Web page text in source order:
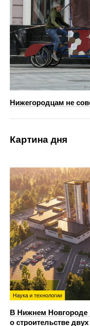
Нижегородцам не
Картина дня
Наука и технологии
В Нижнем Новгороде
о строительстве